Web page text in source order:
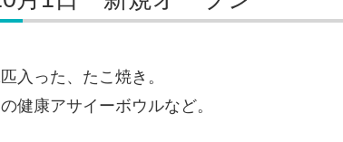
入った、たこ焼き。
健康アサイーボウルなど。